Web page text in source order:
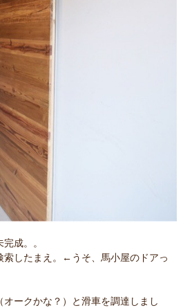
成。。
索したまえ。←うそ、馬小屋のドアっ
ークかな？）と滑車を調達しまし